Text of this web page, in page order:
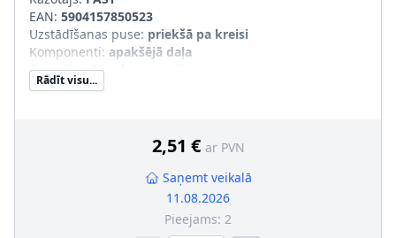
EAN: 5904157850523
Uzstādīšanas puse: priekšā pa kreisi
Komponenti: apakšējā daļa
Garantija:5 gadu garantija
pāra artikulu numuri
Rādīt visu...
2,51 € ar PVN
Saņemt veikalā
11.08.2026
Pieejams: 2